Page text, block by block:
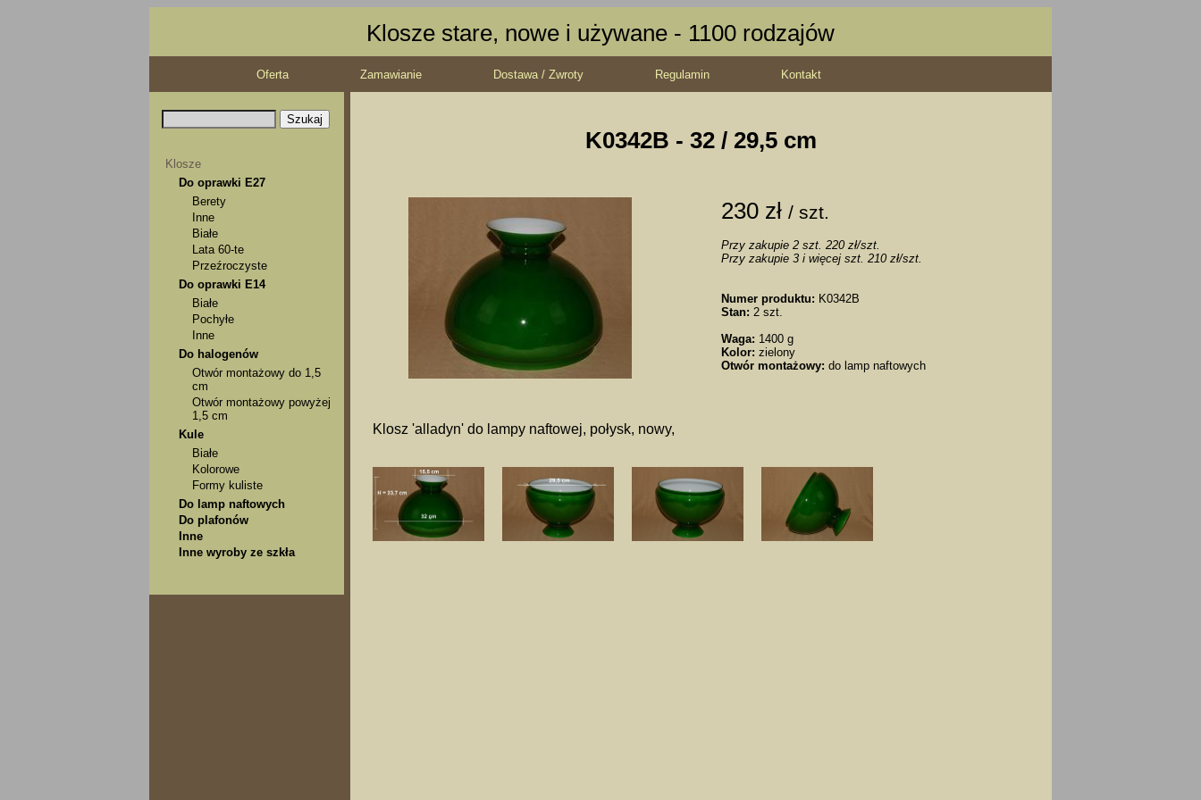
Klosze stare, nowe i używane - 1100 rodzajów
Oferta Zamawianie Dostawa / Zwroty Regulamin Kontakt
Klosze
Do oprawki E27
Berety
Inne
Białe
Lata 60-te
Przeźroczyste
Do oprawki E14
Białe
Pochyłe
Inne
Do halogenów
Otwór montażowy do 1,5
cm
Otwór montażowy powyżej
1,5 cm
Kule
Białe
Kolorowe
Formy kuliste
Do lamp naftowych
Do plafonów
Inne
Inne wyroby ze szkła
K0342B - 32 / 29,5 cm
230 zł / szt.
Przy zakupie 2 szt. 220 zł/szt.
Przy zakupie 3 i więcej szt. 210 zł/szt.
Numer produktu: K0342B
Stan: 2 szt.
Waga: 1400 g
Kolor: zielony
Otwór montażowy: do lamp naftowych
Klosz 'alladyn' do lampy naftowej, połysk, nowy,